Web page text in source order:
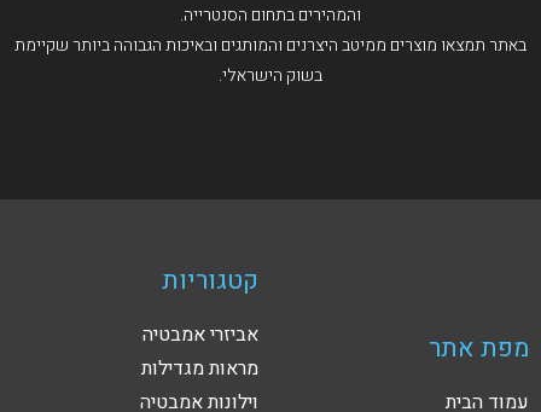
והמהירים בתחום הסנטרייה.
באתר תמצאו מוצרים ממיטב היצרנים והמותגים ובאיכות הגבוהה ביותר שקיימת
בשוק הישראלי.
מפת אתר
עמוד הבית
קטגוריות
אביזרי אמבטיה
מראות מגדילות
וילונות אמבטיה